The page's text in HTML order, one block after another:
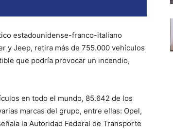
estadounidense-franco-italiano
y Jeep, retira más de 755.000 vehículos
que podría provocar un incendio,
en todo el mundo, 85.642 de los
marcas del grupo, entre ellas: Opel,
la Autoridad Federal de Transporte